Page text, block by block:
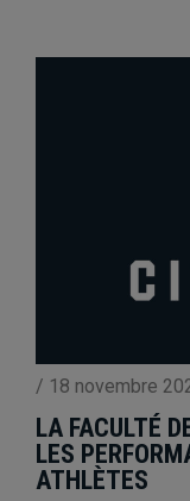
/ 18 novembre
LA FACULTÉ
LES
ATHLÈTES